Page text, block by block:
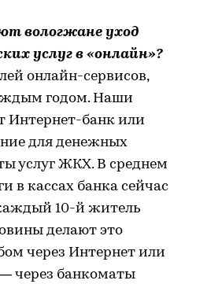
вологжане уход
услуг в «онлайн»?
онлайн-сервисов,
годом. Наши
Интернет-банк или
для денежных
услуг ЖКХ. В среднем
в кассах банка сейчас
10-й житель
делают это
через Интернет или
через банкоматы